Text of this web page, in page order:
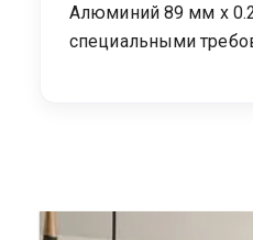
Алюминий 89 мм х
специальными